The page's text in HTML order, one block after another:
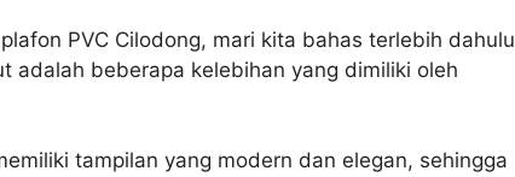
PVC Cilodong, mari kita bahas terlebih dahulu
adalah beberapa kelebihan yang dimiliki oleh
tampilan yang modern dan elegan, sehingga